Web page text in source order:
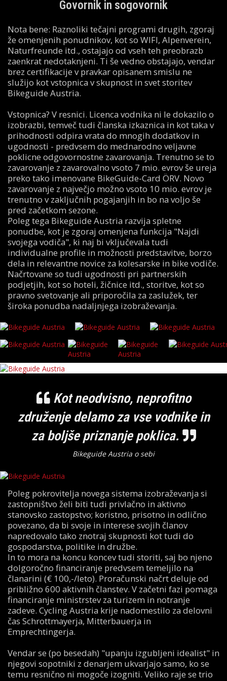
Govornik in sogovornik
Nota bene: Raznoliki tečajni programi drugih, zgoraj
že omenjenih ponudnikov, kot so WIFI, Alpenverein,
Naturfreunde itd., ostajajo od vseh teh preobrazb
zaenkrat nedotaknjeni. Ti še vedno obstajajo, vendar
brez certifikacije v pravkar opisanem smislu ne
služijo kot vstopnica v skupnost in svet storitev
Bikeguide Austria.
Vstopnica? V resnici. Licenca vodnika ni le dokazilo o
izobrazbi, temveč tudi članska izkaznica in kot taka v
prihodnosti odpira vrata do mnogih dodatkov in
ugodnosti - predvsem do mednarodno veljavne
poklicne odgovornostne zavarovanja. Trenutno se to
zavarovanje z zavarovalno vsoto 7 mio. evrov še ureja
preko tako imenovane BikeGuide-Card ÖRV. Novo
zavarovanje z največjo možno vsoto 10 mio. evrov je
trenutno v zaključnih pogajanjih in bo na voljo še
pred začetkom sezone.
Poleg tega Bikeguide Austria razvija spletne
ponudbe, kot je zgoraj omenjena funkcija "Najdi
svojega vodiča", ki naj bi vključevala tudi
individualne profile in možnosti predstavitve, borzo
dela in relevantne novice za kolesarske in bike vodiče.
Načrtovane so tudi ugodnosti pri partnerskih
podjetjih, kot so hoteli, žičnice itd., storitve, kot so
pravno svetovanje ali priporočila za zaslužek, ter
široka ponudba nadaljnjega izobraževanja.
Kot neodvisno, neprofitno
združenje delamo za vse vodnike in
za boljše priznanje poklica.
Bikeguide Austria o sebi
Poleg pokrovitelja novega sistema izobraževanja si
zastopništvo želi biti tudi privlačno in aktivno
stanovsko zastopstvo; koristno, prisotno in odlično
povezano, da bi svoje in interese svojih članov
napredovalo tako znotraj skupnosti kot tudi do
gospodarstva, politike in družbe.
In to mora na koncu koncev tudi storiti, saj bo njeno
dolgoročno financiranje predvsem temeljilo na
članarini (€ 100,-/leto). Proračunski načrt deluje od
približno 600 aktivnih članstev. V začetni fazi pomaga
financiranje ministrstev za turizem in notranje
zadeve. Cycling Austria krije nadomestilo za delovni
čas Schrottmayerja, Mitterbauerja in
Emprechtingerja.
Vendar se (po besedah) "upanju izgubljeni idealist" in
njegovi sopotniki z denarjem ukvarjajo samo, ko se
temu resnično ni mogoče izogniti. Veliko raje se trio